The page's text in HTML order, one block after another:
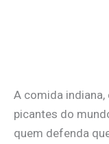
A comida
picantes do
quem defenda